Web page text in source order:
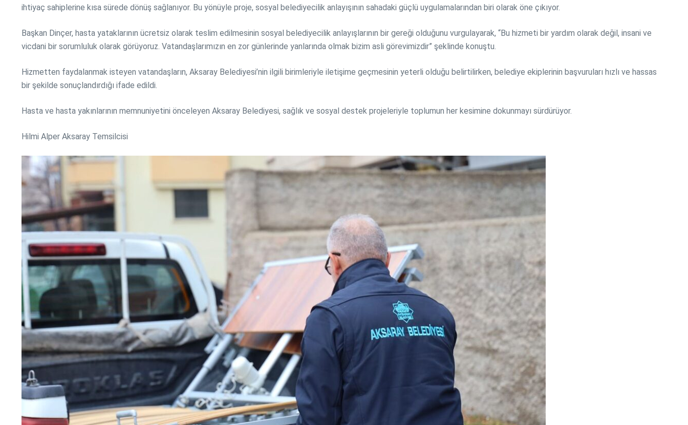
ihtiyaç sahiplerine kısa sürede dönüş sağlanıyor. Bu yönüyle proje, sosyal belediyecilik anlayışının sahadaki güçlü uygulamalarından biri olarak öne çıkıyor.
Başkan Dinçer, hasta yataklarının ücretsiz olarak teslim edilmesinin sosyal belediyecilik anlayışlarının bir gereği olduğunu vurgulayarak, “Bu hizmeti bir yardım olarak değil, insani ve
vicdani bir sorumluluk olarak görüyoruz. Vatandaşlarımızın en zor günlerinde yanlarında olmak bizim asli görevimizdir” şeklinde konuştu.
Hizmetten faydalanmak isteyen vatandaşların, Aksaray Belediyesi’nin ilgili birimleriyle iletişime geçmesinin yeterli olduğu belirtilirken, belediye ekiplerinin başvuruları hızlı ve hassas
bir şekilde sonuçlandırdığı ifade edildi.
Hasta ve hasta yakınlarının memnuniyetini önceleyen Aksaray Belediyesi, sağlık ve sosyal destek projeleriyle toplumun her kesimine dokunmayı sürdürüyor.
Hilmi Alper Aksaray Temsilcisi